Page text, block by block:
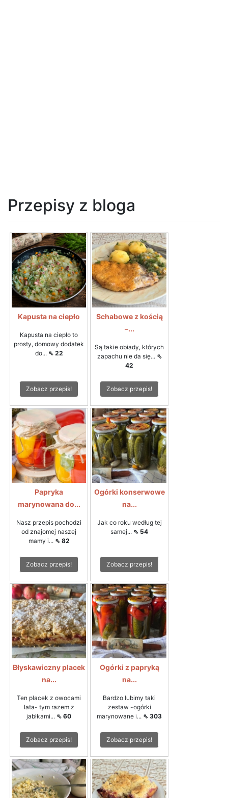
Przepisy z bloga
Kapusta na ciepło
Kapusta na ciepło to
prosty, domowy dodatek
do... ⇖ 22
Zobacz przepis!
Schabowe z kością
–...
Są takie obiady, których
zapachu nie da się... ⇖
42
Zobacz przepis!
Papryka
marynowana do...
Nasz przepis pochodzi
od znajomej naszej
mamy i... ⇖ 82
Zobacz przepis!
Ogórki konserwowe
na...
Jak co roku według tej
samej... ⇖ 54
Zobacz przepis!
Błyskawiczny placek
na...
Ten placek z owocami
lata- tym razem z
jabłkami... ⇖ 60
Zobacz przepis!
Ogórki z papryką
na...
Bardzo lubimy taki
zestaw -ogórki
marynowane i... ⇖ 303
Zobacz przepis!